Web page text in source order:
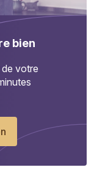
bien
votre